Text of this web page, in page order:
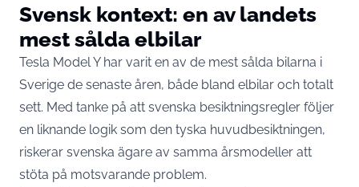
Svensk kontext: en av landets
mest sålda elbilar
Tesla Model Y har varit en av de mest sålda bilarna i
Sverige de senaste åren, både bland elbilar och totalt
sett. Med tanke på att svenska besiktningsregler följer
en liknande logik som den tyska huvudbesiktningen,
riskerar svenska ägare av samma årsmodeller att
stöta på motsvarande problem.